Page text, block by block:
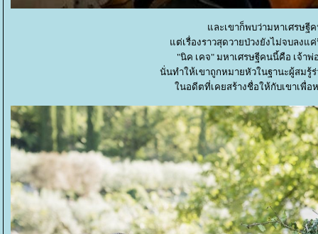
ละเขาก็พบว่ามหาเศรษฐี
ต่เรื่องราวสุดวายป่วงยังไม่จบลงแ
"นิค เคจ" มหาเศรษฐีคนนี้คือ เจ้า
นั่นทำให้เขาถูกหมายหัวในฐานะผู้สมรู้
นอดีตที่เคยสร้างชื่อให้กับเขาเพื่อ